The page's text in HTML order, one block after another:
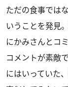
ただの食事では
いうことを発見
にかみさんとコ
コメントが素敵
にはいっていた